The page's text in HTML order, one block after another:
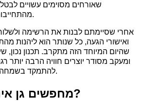
שאורחים מסוימים עשויים
מהתחייבות עודפת למספר מנות.
אחרי שסיימתם לבנות את הרשימה
ואישורי הגעה, כל שנותר הוא ליהנות
שהיום המיוחד הזה מתקרב. תכנון נכון,
ומעקב מסודר יוצרים חוויה הרבה יותר
להתמקד בשמחה ובציפייה לאירוע עצמו.
מחפשים גן אירועים לחתונה?